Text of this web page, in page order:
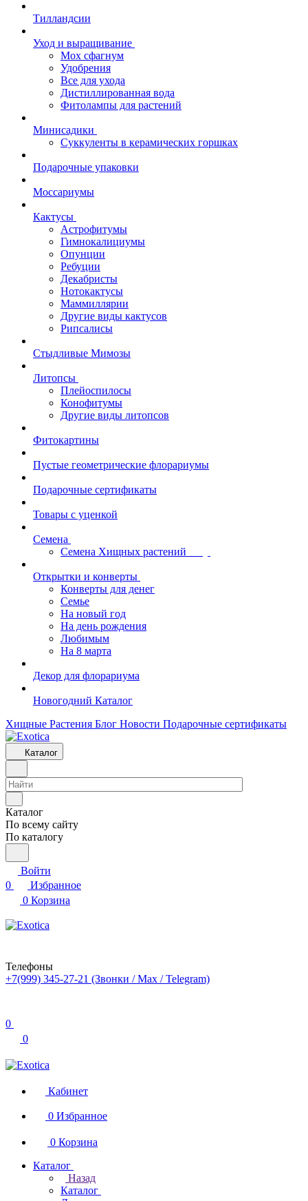
Тилландсии
Уход и выращивание
Мох сфагнум
Удобрения
Все для ухода
Дистиллированная вода
Фитолампы для растений
Минисадики
Суккуленты в керамических горшках
Подарочные упаковки
Моссариумы
Кактусы
Астрофитумы
Гимнокалициумы
Опунции
Ребуции
Декабристы
Нотокактусы
Маммиллярии
Другие виды кактусов
Рипсалисы
Стыдливые Мимозы
Литопсы
Плейоспилосы
Конофитумы
Другие виды литопсов
Фитокартины
Пустые геометрические флорариумы
Подарочные сертификаты
Товары с уценкой
Семена
Семена Хищных растений
Открытки и конверты
Конверты для денег
Семье
На новый год
На день рождения
Любимым
На 8 марта
Декор для флорариума
Новогодний Каталог
Хищные Растения Блог Новости Подарочные сертификаты
Каталог
Каталог
По всему сайту
По каталогу
Войти
0
Избранное
0 Корзина
Телефоны
+7(999) 345-27-21 (Звонки / Max / Telegram)
0
0
Кабинет
0 Избранное
0 Корзина
Каталог
Назад
Каталог